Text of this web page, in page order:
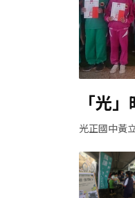
「光
光正國中黃